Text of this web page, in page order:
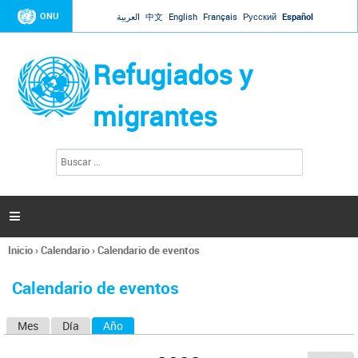
Jump to navigation
ONU العربية 中文 English Français Русский Español
Refugiados y
migrantes
l
s

Se
usted
Inicio›Calendario›Calendario de eventos
Calendario de eventos
Mes Día Año